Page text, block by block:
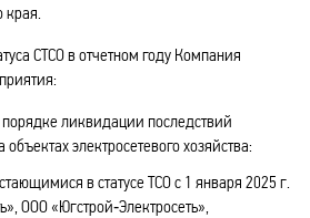
СТСО в отчетном году Компания
ликвидации последствий
электросетевого хозяйства:
в статусе ТСО с 1 января 2025 г.
ООО «Югстрой‑Электросеть»,